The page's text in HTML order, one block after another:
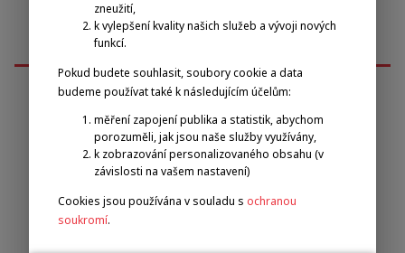
Emilova sportovní, z.s.
Pavel Zbožínek
zbozinek@emilova-sportovni.cz
zneužití,
k vylepšení kvality našich služeb a vývoji nových
funkcí.
Pokud budete souhlasit, soubory cookie a data
budeme používat také k následujícím účelům:
měření zapojení publika a statistik, abychom
porozuměli, jak jsou naše služby využívány,
k zobrazování personalizovaného obsahu (v
závislosti na vašem nastavení)
Cookies jsou používána v souladu s ochranou
soukromí.